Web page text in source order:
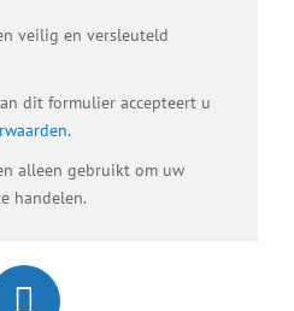
veilig en versleuteld
dit formulier accepteert u
.
alleen gebruikt om uw
handelen.